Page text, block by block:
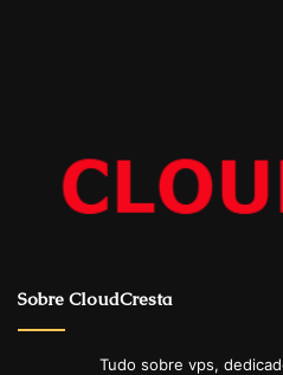
Sobre CloudCresta
Tudo sobre vps,